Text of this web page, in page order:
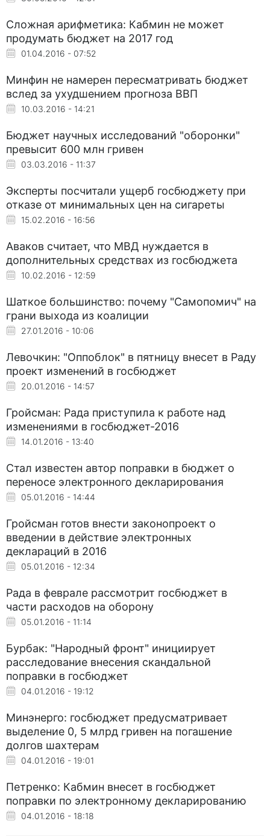
Сложная арифметика: Кабмин не может
продумать бюджет на 2017 год
01.04.2016 - 07:52
Минфин не намерен пересматривать бюджет
вслед за ухудшением прогноза ВВП
10.03.2016 - 14:21
Бюджет научных исследований "оборонки"
превысит 600 млн гривен
03.03.2016 - 11:37
Эксперты посчитали ущерб госбюджету при
отказе от минимальных цен на сигареты
15.02.2016 - 16:56
Аваков считает, что МВД нуждается в
дополнительных средствах из госбюджета
10.02.2016 - 12:59
Шаткое большинство: почему "Самопомич" на
грани выхода из коалиции
27.01.2016 - 10:06
Левочкин: "Оппоблок" в пятницу внесет в Раду
проект изменений в госбюджет
20.01.2016 - 14:57
Гройсман: Рада приступила к работе над
изменениями в госбюджет-2016
14.01.2016 - 13:40
Стал известен автор поправки в бюджет о
переносе электронного декларирования
05.01.2016 - 14:44
Гройсман готов внести законопроект о
введении в действие электронных
деклараций в 2016
05.01.2016 - 12:34
Рада в феврале рассмотрит госбюджет в
части расходов на оборону
05.01.2016 - 11:14
Бурбак: "Народный фронт" инициирует
расследование внесения скандальной
поправки в госбюджет
04.01.2016 - 19:12
Минэнерго: госбюджет предусматривает
выделение 0, 5 млрд гривен на погашение
долгов шахтерам
04.01.2016 - 19:01
Петренко: Кабмин внесет в госбюджет
поправки по электронному декларированию
04.01.2016 - 18:18